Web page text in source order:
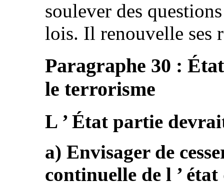
soulever des
lois. Il renouvelle ses
Paragraphe 30 :
le terrorisme
L ’ État partie
a) Envisager de
continuelle de l ’ état